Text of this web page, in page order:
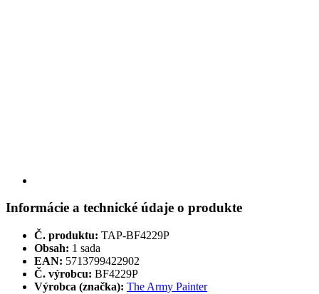
Informácie a technické údaje o produkte
Č. produktu: TAP-BF4229P
Obsah: 1 sada
EAN: 5713799422902
Č. výrobcu: BF4229P
Výrobca (značka): The Army Painter